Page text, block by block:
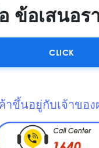
ข้อเสนอร
CLICK
ค้าขึ้นอยู่กับเจ้าข